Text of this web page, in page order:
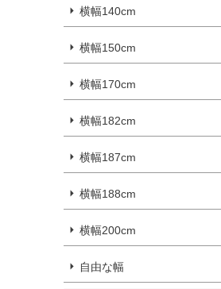
横幅140cm
横幅150cm
横幅170cm
横幅182cm
横幅187cm
横幅188cm
横幅200cm
自由な幅